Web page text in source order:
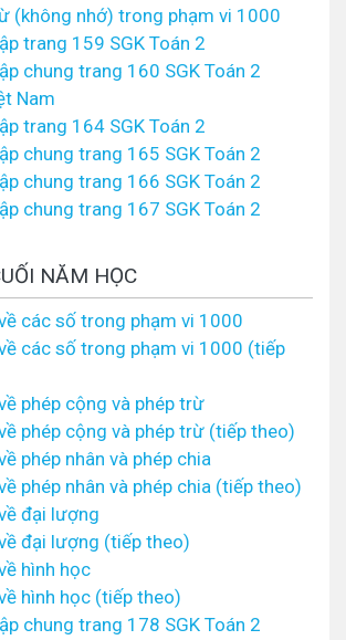
(không nhớ) trong phạm vi 1000
trang 159 SGK Toán 2
chung trang 160 SGK Toán 2
Nam
trang 164 SGK Toán 2
chung trang 165 SGK Toán 2
chung trang 166 SGK Toán 2
chung trang 167 SGK Toán 2
NĂM HỌC
các số trong phạm vi 1000
các số trong phạm vi 1000 (tiếp
phép cộng và phép trừ
phép cộng và phép trừ (tiếp theo)
phép nhân và phép chia
phép nhân và phép chia (tiếp theo)
đại lượng
đại lượng (tiếp theo)
hình học
hình học (tiếp theo)
chung trang 178 SGK Toán 2